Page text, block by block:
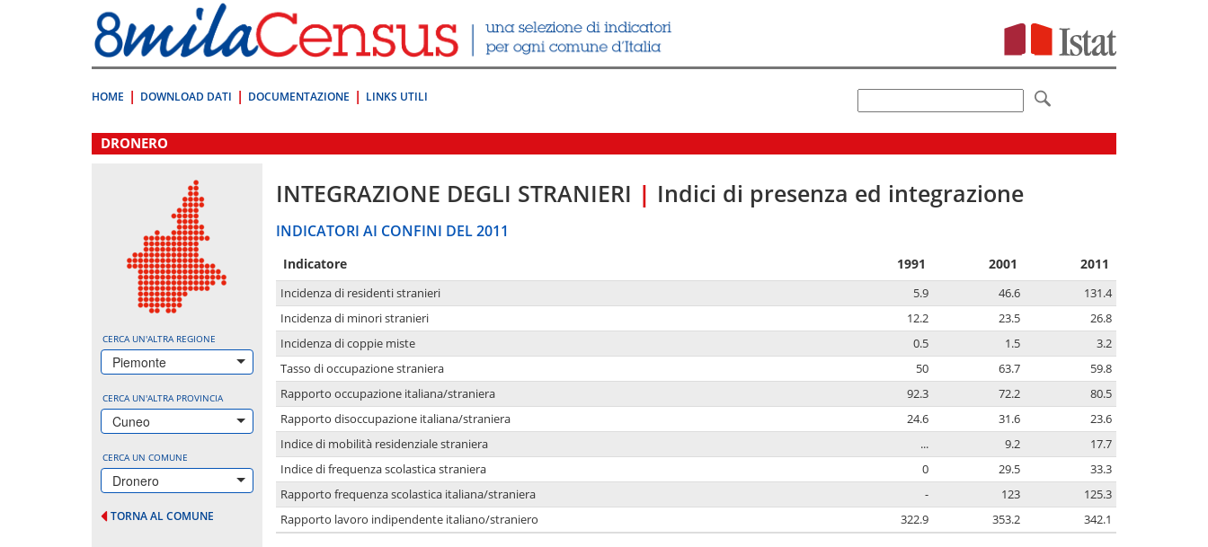
direttamente
a:
Contenuto
HOME DOWNLOAD DATI DOCUMENTAZIONE LINKS UTILI
.
DRONERO
CERCA UN'ALTRA REGIONE
Piemonte
CERCA UN'ALTRA PROVINCIA
Cuneo
CERCA UN COMUNE
Dronero
TORNA AL COMUNE
INTEGRAZIONE DEGLI STRANIERI | Indici di presenza ed integrazione
INDICATORI AI CONFINI DEL 2011
Indicatore 1991 2001 2011
Incidenza di residenti stranieri 5.9 46.6
131.4
Incidenza di minori stranieri
12.2 23.5
26.8
Incidenza di coppie miste
0.5 1.5
3.2
Tasso di occupazione straniera
50 63.7
59.8
Rapporto occupazione italiana/straniera
92.3 72.2
80.5
Rapporto disoccupazione italiana/straniera
24.6 31.6
23.6
Indice di mobilità residenziale straniera
... 9.2
17.7
Indice di frequenza scolastica straniera
0 29.5
33.3
Rapporto frequenza scolastica italiana/straniera
- 123
125.3
Rapporto lavoro indipendente italiano/straniero
322.9 353.2 342.1